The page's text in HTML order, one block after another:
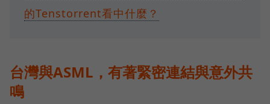
的Tenstorrent看中什麼？
台灣與ASML，有著緊密連結與意外共
鳴